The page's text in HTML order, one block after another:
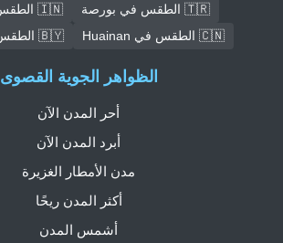
🇹🇷 الطقس في بورصة
🇮🇳 الطقس في بونه
🇨🇳 الطقس في Huainan
🇧🇾 الطقس في مينسك
الظواهر الجوية القصوى
أحر المدن الآن
أبرد المدن الآن
مدن الأمطار الغزيرة
أكثر المدن ريحًا
أشمس المدن